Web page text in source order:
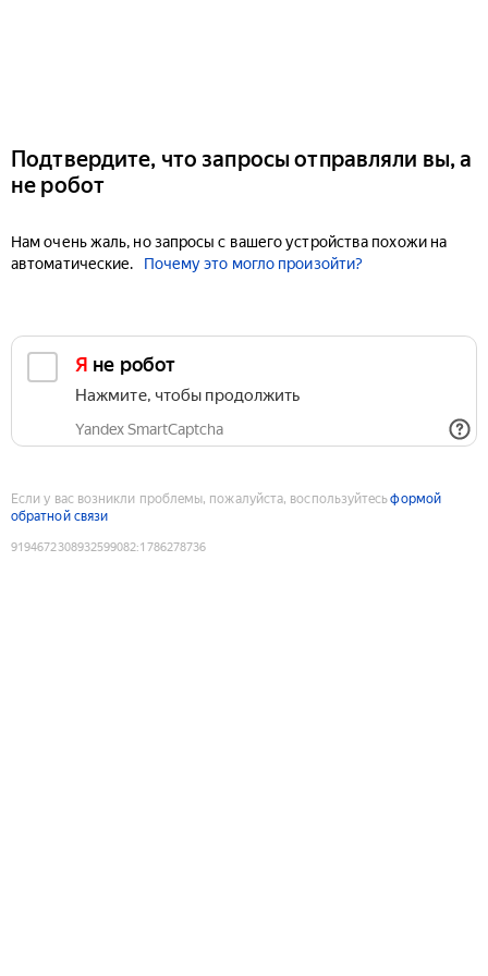
Подтвердите, что запросы отправляли вы, а
не робот
Нам очень жаль, но запросы с вашего устройства похожи на
автоматические.
Почему это могло произойти?
Я не робот
Нажмите, чтобы продолжить
Yandex SmartCaptcha
Если у вас возникли проблемы, пожалуйста, воспользуйтесьформой
обратной связи
9194672308932599082:1786278736